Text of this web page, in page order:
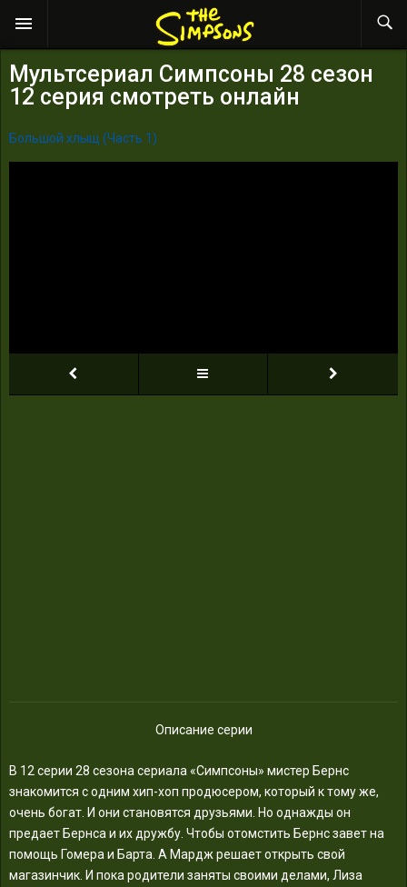
Мультсериал Симпсоны 28 сезон
12 серия смотреть онлайн
Большой хлыщ (Часть 1)
Описание серии
В 12 серии 28 сезона сериала «Симпсоны» мистер Бернс
знакомится с одним хип-хоп продюсером, который к тому же,
очень богат. И они становятся друзьями. Но однажды он
предает Бернса и их дружбу. Чтобы отомстить Бернс завет на
помощь Гомера и Барта. А Мардж решает открыть свой
магазинчик. И пока родители заняты своими делами, Лиза